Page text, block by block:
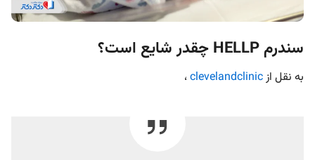
سندرم HELLP چقدر شایع است؟
به نقل ازclevelandclinic،